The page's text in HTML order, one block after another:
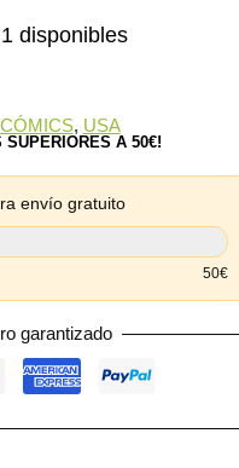
€.
disponibles
CÓMICS, USA
SUPERIORES A 50€!
envío gratuito
50€
garantizado